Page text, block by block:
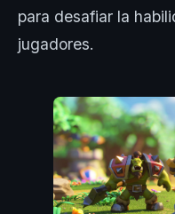
para desafiar la
jugadores.